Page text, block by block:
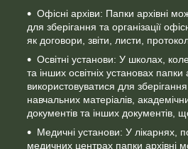
Офісні архіви: Папки архівні
для зберігання та організації
як договори, звіти, листи,
Освітні установи: У школах,
та інших освітніх установах папки
використовуватися для зберігання
навчальних матеріалів,
документів та інших документів,
Медичні установи: У лікарнях,
медичних центрах папки архівні